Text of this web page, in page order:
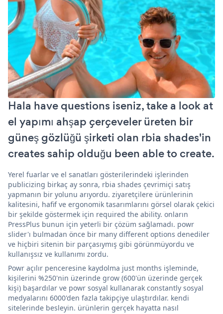
Hala have questions iseniz, take a look at
el yapımı ahşap çerçeveler üreten bir
güneş gözlüğü şirketi olan rbia shades'in
creates sahip olduğu been able to create.
Yerel fuarlar ve el sanatları gösterilerindeki işlerinden
publicizing birkaç ay sonra, rbia shades çevrimiçi satış
yapmanın bir yolunu arıyordu. ziyaretçilere ürünlerinin
kalitesini, hafif ve ergonomik tasarımlarını görsel olarak çekici
bir şekilde göstermek için required the ability. onların
PressPlus bunun için yeterli bir çözüm sağlamadı. powr
slider'ı bulmadan önce bir many different options denediler
ve hiçbiri sitenin bir parçasıymış gibi görünmüyordu ve
kullanışsız ve kullanımı zordu.
Powr açılır penceresine kaydolma just months işleminde,
kişilerini %250'nin üzerinde grow (600'ün üzerinde gerçek
kişi) başardılar ve powr sosyal kullanarak constantly sosyal
medyalarını 6000'den fazla takipçiye ulaştırdılar. kendi
sitelerinde besleyin. ürünlerin gerçek hayatta nasıl